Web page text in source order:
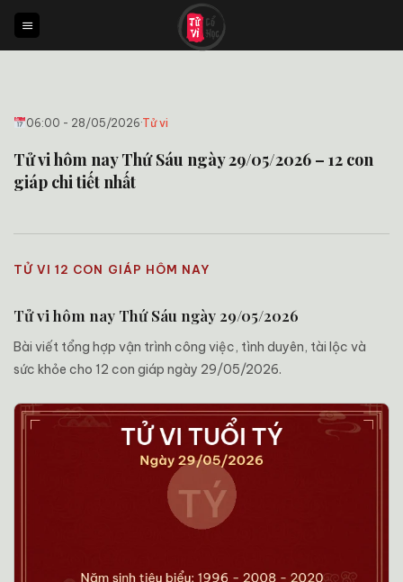
qua
nội
06:00 - 28/05/2026·Tử vi
Tử vi hôm nay Thứ Sáu ngày 29/05/2026 – 12 con
giáp chi tiết nhất
TỬ VI 12 CON GIÁP HÔM NAY
Tử vi hôm nay Thứ Sáu ngày 29/05/2026
Bài viết tổng hợp vận trình công việc, tình duyên, tài lộc và
sức khỏe cho 12 con giáp ngày 29/05/2026.